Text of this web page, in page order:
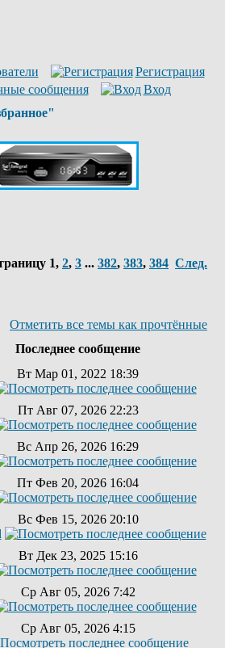
Регистрация
сообщения
Вход
1, 2, 3 ... 382, 383, 384 След.
Отметить все темы как прочтённые
Последнее сообщение
Вт Мар 01, 2022 18:39
Пт Авг 07, 2026 22:23
Вс Апр 26, 2026 16:29
Пт Фев 20, 2026 16:04
Вс Фев 15, 2026 20:10
Вт Дек 23, 2025 15:16
Ср Авг 05, 2026 7:42
Ср Авг 05, 2026 4:15